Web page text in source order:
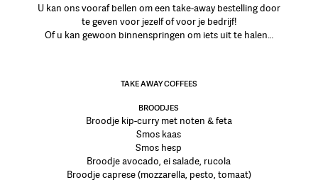
U kan ons vooraf bellen om een take-away bestelling door
te geven voor jezelf of voor je bedrijf!
Of u kan gewoon binnenspringen om iets uit te halen…
TAKE AWAY COFFEES
BROODJES
Broodje kip-curry met noten & feta
Smos kaas
Smos hesp
Broodje avocado, ei salade, rucola
Broodje caprese (mozzarella, pesto, tomaat)